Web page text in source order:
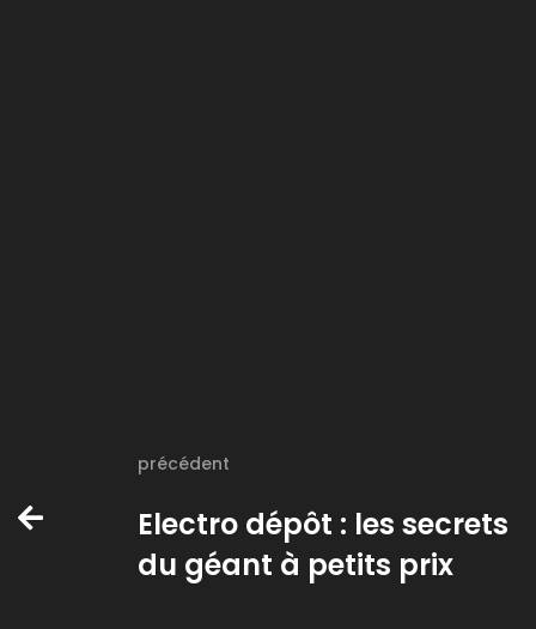
précédent
Electro dépôt : les secrets
du géant à petits prix